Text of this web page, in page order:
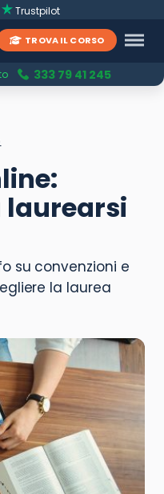
Trustpilot
TROVA IL CORSO
333 79 41 245
su convenzioni e
la laurea